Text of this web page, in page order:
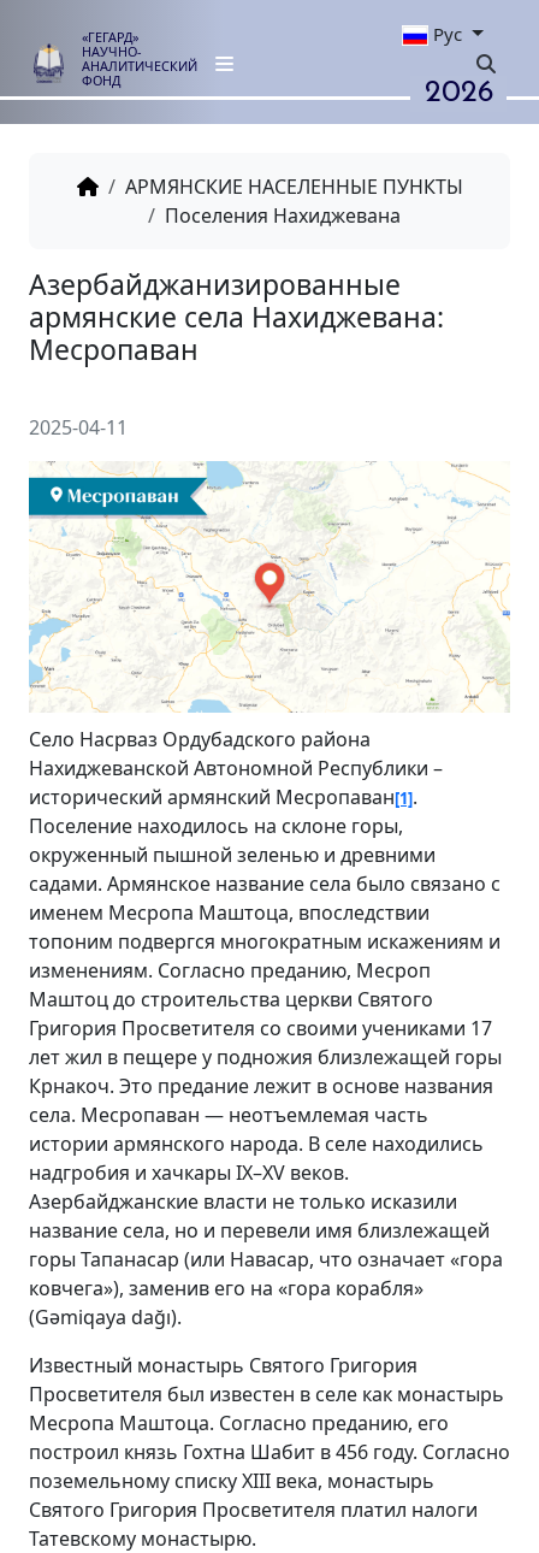
«ГЕГАРД»
НАУЧНО-
АНАЛИТИЧЕСКИЙ
ФОНД
Рус
2026
АРМЯНСКИЕ НАСЕЛЕННЫЕ ПУНКТЫ
Поселения Нахиджевана
Азербайджанизированные
Месропаван
2025-04-11
Село Насрваз Ордубадского района
Нахиджеванской Автономной Республики –
исторический армянский Месропаван[1].
Поселение находилось на склоне горы,
окруженный пышной зеленью и древними
садами. Армянское название села было связано с
именем Месропа Маштоца, впоследствии
топоним подвергся многократным искажениям и
изменениям. Согласно преданию, Месроп
Маштоц до строительства церкви Святого
Григория Просветителя со своими учениками 17
лет жил в пещере у подножия близлежащей горы
Крнакоч. Это предание лежит в основе названия
села. Месропаван — неотъемлемая часть
истории армянского народа. В селе находились
надгробия и хачкары IX–XV веков.
Азербайджанские власти не только исказили
название села, но и перевели имя близлежащей
горы Тапанасар (или Навасар, что означает «гора
ковчега»), заменив его на «гора корабля»
(Gəmiqaya dağı).
Известный монастырь Святого Григория
Просветителя был известен в селе как монастырь
Месропа Маштоца. Согласно преданию, его
построил князь Гохтна Шабит в 456 году. Согласно
поземельному списку XIII века, монастырь
Святого Григория Просветителя платил налоги
Татевскому монастырю.